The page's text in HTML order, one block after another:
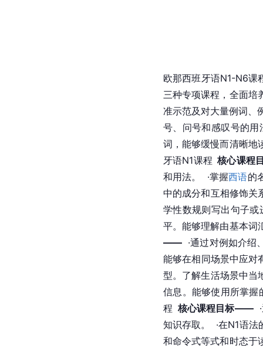
欧那西班牙语N1-N6课
三种专项课程，全面培
准示范及对大量例词、
号、问号和感叹号的用
词，能够缓慢而清晰地
牙语N1课程 核心课程
和用法。  ·掌握西语的
中的成分和互相修饰关
学性数规则写出句子
平。能够理解由基本词
—— ·通过对例如介绍
能够在相同场景中应对
型。了解生活场景中当
信息。能够使用所掌握
程 核心课程目标—— ·
知识存取。  ·在N1语
和命令式等式和时态于